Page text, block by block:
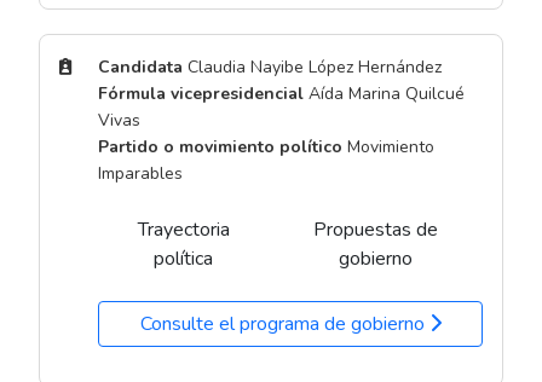
Candidata Claudia Nayibe López Hernández
Fórmula vicepresidencial Aída Marina Quilcué
Vivas
Partido o movimiento político Movimiento
Imparables
Trayectoria
política
Propuestas de
gobierno
Consulte el programa de gobierno